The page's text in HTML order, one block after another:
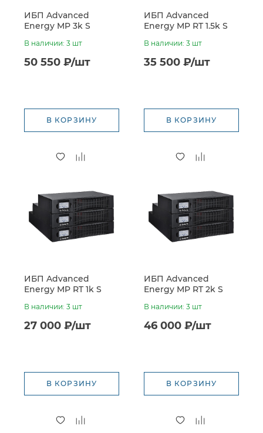
ИБП Advanced
Energy MP 3k S
батареи 6*7Ач)
В наличии: 3 шт
50 550 ₽/шт
В КОРЗИНУ
ИБП Advanced
Energy MP RT 1.5k S
батареи 3*7Ач)
В наличии: 3 шт
35 500 ₽/шт
В КОРЗИНУ
ИБП Advanced
Energy MP RT 1k S
батареи 2*7Ач)
В наличии: 3 шт
27 000 ₽/шт
В КОРЗИНУ
ИБП Advanced
Energy MP RT 2k S
батареи 4*7Ач)
В наличии: 3 шт
46 000 ₽/шт
В КОРЗИНУ